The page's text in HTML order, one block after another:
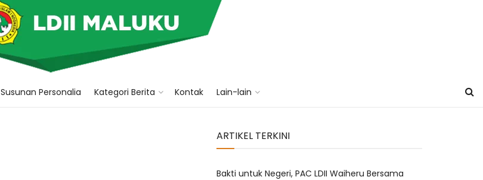
Susunan Personalia Kategori Berita Kontak Lain-lain
ARTIKEL TERKINI
Bakti untuk Negeri, PAC LDII Waiheru Bersama